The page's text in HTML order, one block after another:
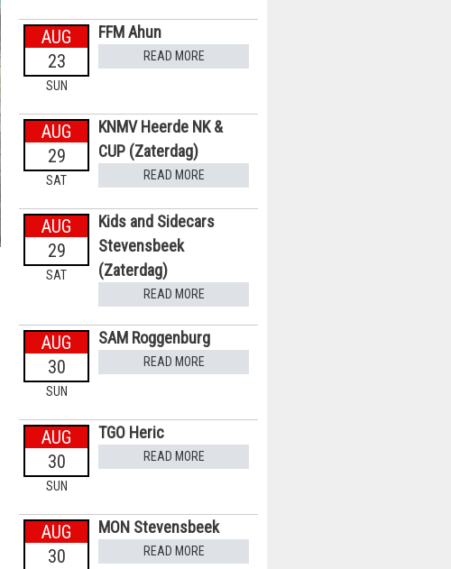
AUG
23
SUN
FFM Ahun
READ MORE
AUG
29
SAT
KNMV Heerde NK &
CUP (Zaterdag)
READ MORE
AUG
29
SAT
Kids and Sidecars
Stevensbeek
(Zaterdag)
READ MORE
AUG
30
SUN
SAM Roggenburg
READ MORE
AUG
30
SUN
TGO Heric
READ MORE
AUG
30
MON Stevensbeek
READ MORE